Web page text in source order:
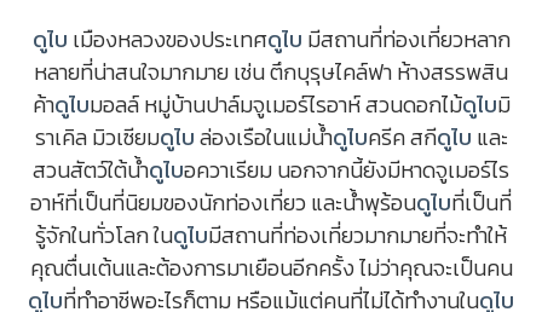
ดูไบ เมืองหลวงของประเทศดูไบ มีสถานที่ท่องเที่ยวหลาก
หลายที่น่าสนใจมากมาย เช่น ตึกบุรุษไคล์ฟา ห้างสรรพสิน
ค้าดูไบมอลล์ หมู่บ้านปาล์มจูเมอร์ไรอาห์ สวนดอกไม้ดูไบมิ
ราเคิล มิวเซียมดูไบล่องเรือในแม่น้ำดูไบครีค สกีดูไบ และ
สวนสัตว์ใต้น้ำดูไบอควาเรียม นอกจากนี้ยังมีหาดจูเมอร์ไร
อาห์ที่เป็นที่นิยมของนักท่องเที่ยว และน้ำพุร้อนดูไบที่เป็นที่
รู้จักในทั่วโลก ในดูไบมีสถานที่ท่องเที่ยวมากมายที่จะทำให้
คุณตื่นเต้นและต้องการมาเยือนอีกครั้ง ไม่ว่าคุณจะเป็นคน
ดูไบที่ทําอาชีพอะไรก็ตาม หรือแม้แต่คนที่ไม่ได้ทำงานในดูไบ